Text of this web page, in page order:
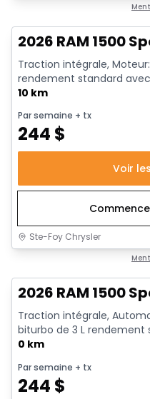
2026 RAM 1500
Traction intégrale,
rendement standard
10 km
Par semaine + tx
244 $
Voir
Ste-Foy Chrysler
2026 RAM 1500
Traction intégrale,
biturbo de 3 L rendement
0 km
Par semaine + tx
244 $